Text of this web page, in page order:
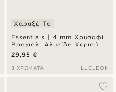
Essentials | 4 mm Χρυσαφί
Βραχιόλι Αλυσίδα Χεριού
Figaro Chain
Χάραξέ Το
29,95 €
3 ΧΡΏΜΑΤΑ LUCLEON